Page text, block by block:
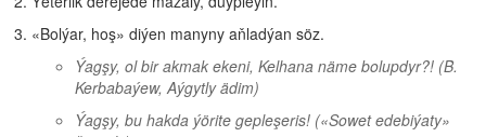
«Bolýar, hoş» diýen manyny aňladýan söz.
Ýagşy, ol bir akmak ekeni, Kelhana näme bolupdyr?! (B.
Kerbabaýew, Aýgytly ädim)
Ýagşy, bu hakda ýörite gepleşeris! («Sowet edebiýaty»